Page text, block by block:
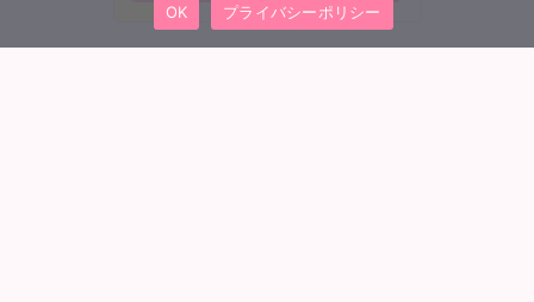
OK
プライバシーポリシー